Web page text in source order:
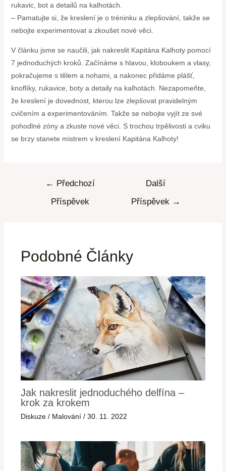
rukavic, bot a detailů na kalhotách.
– Pamatujte si, že kreslení je o tréninku a zlepšování, takže se
nebojte experimentovat a zkoušet nové věci.
V článku jsme se naučili, jak nakreslit Kapitána Kalhoty pomocí
7 jednoduchých kroků. Začínáme s hlavou, kloboukem a vlasy,
pokračujeme s tělem a nohami, a nakonec přidáme plášť,
knoflíky, rukavice, boty a detaily na kalhotách. Nezapomeňte,
že kreslení je dovednost, kterou lze zlepšovat pravidelným
cvičením a experimentováním. Takže se nebojte vyjít ze své
pohodlné zóny a zkuste nové věci. S trochou trpělivosti a cviku
se brzy stanete mistrem v kreslení Kapitána Kalhoty!
← Předchozí
Příspěvek
Další
Příspěvek →
Podobné Články
Jak nakreslit jednoduchého delfína –
krok za krokem
Diskuze / Malování /30. 11. 2022